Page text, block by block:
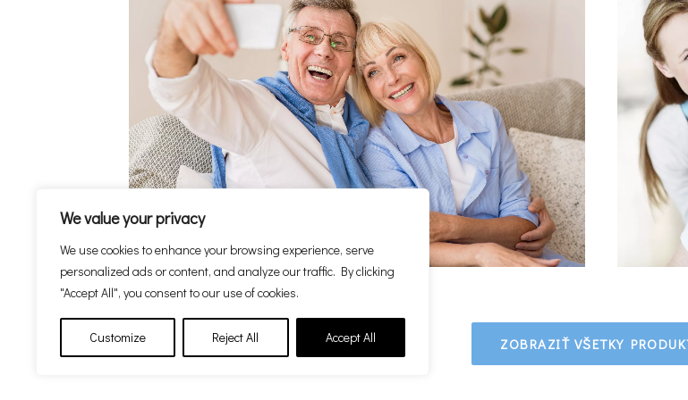
We value your privacy
We use cookies to enhance your browsing experience, serve
personalized ads or content, and analyze our traffic. By clicking
"Accept All", you consent to our use of cookies.
Customize Reject All Accept All
MUŽI A ŽENY
ZOBRAZIŤ VŠETKY